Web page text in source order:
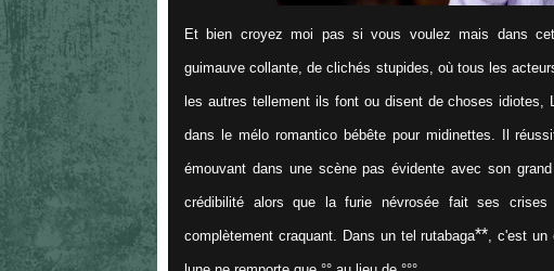
Et bien croyez moi pas si vous voulez mais dans
guimauve collante, de clichés stupides, où tous les
les autres tellement ils font ou disent de choses
dans le mélo romantico bébête pour midinettes. Il
émouvant dans une scène pas évidente avec son
crédibilité alors que la furie névrosée fait ses
complètement craquant. Dans un tel rutabaga**, c'est un